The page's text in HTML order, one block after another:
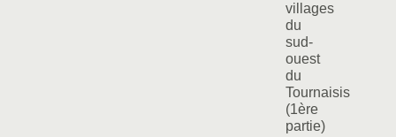
villages
du
sud-
ouest
du
Tournaisis
(1ère
partie)